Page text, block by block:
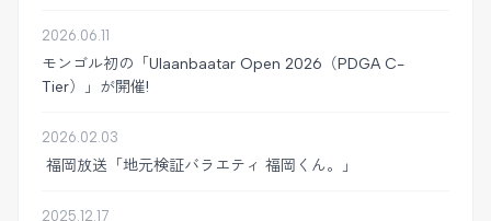
2026.06.11
モンゴル初の「Ulaanbaatar Open 2026（PDGA C-
Tier）」が開催!
2026.02.03
福岡放送「地元検証バラエティ 福岡くん。」
2025.12.17